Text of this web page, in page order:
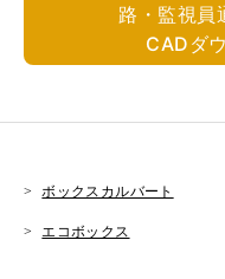
路・監視員
CADダ
ボックスカルバート
エコボックス